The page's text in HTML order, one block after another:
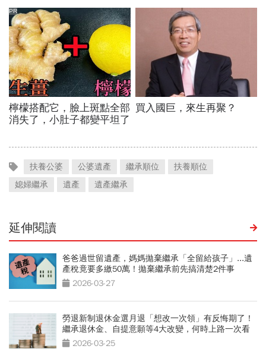
扶養公婆 公婆遺產 繼承順位
扶養順位
媳婦繼承
遺產 遺產繼承
延伸閱讀
爸爸過世留遺產，媽媽拋棄繼承「全留給孩子」...遺
產稅竟要多繳50萬！拋棄繼承前先搞清楚2件事
2026-03-27
勞退新制退休金選月退「想改一次領」有反悔期了！
繼承退休金、自提意願等4大改變，何時上路一次看
2026-03-25